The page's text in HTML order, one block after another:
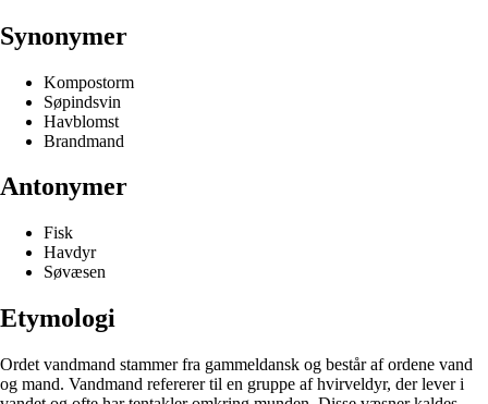
Synonymer
Kompostorm
Søpindsvin
Havblomst
Brandmand
Antonymer
Fisk
Havdyr
Søvæsen
Etymologi
Ordet vandmand stammer fra gammeldansk og består af ordene vand
og mand. Vandmand refererer til en gruppe af hvirveldyr, der lever i